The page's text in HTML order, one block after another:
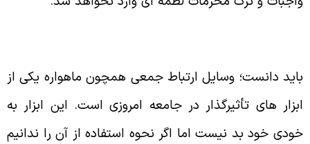
دانست؛ وسایل ارتباط جمعی همچون ماهواره یکی از
های تأثیرگذار در جامعه امروزی است. این ابزار به
خود بد نیست اما اگر نحوه استفاده از آن را ندانیم